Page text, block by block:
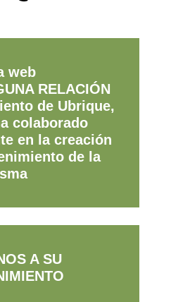
web
RELACIÓN
de Ubrique,
colaborado
en la creación
de la
A SU